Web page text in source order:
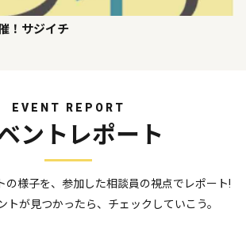
！サジイチ
EVENT REPORT
ントレポート
の様子を、参加した相談員の視点でレポート!
トが見つかったら、チェックしていこう。